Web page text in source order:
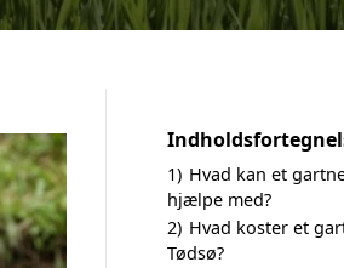
1) Hvad kan et
hjælpe med?
2) Hvad koster et
Tødsø?